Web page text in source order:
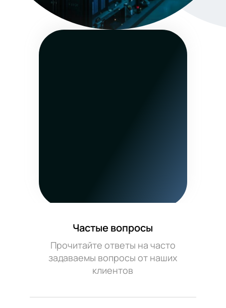
Частые вопросы
Прочитайте ответы на часто
задаваемы вопросы от наших
клиентов